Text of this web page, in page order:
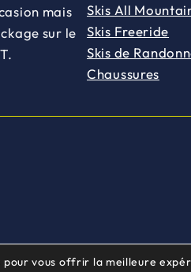
mais
sur le
Skis All
Skis Freeride
Skis de
Chaussures
pour vous offrir la meilleure